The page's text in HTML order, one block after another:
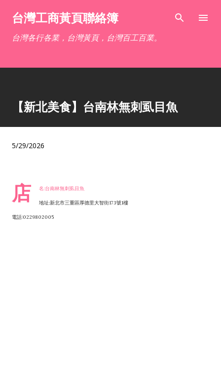
跳到主要內容
台灣工商黃頁聯絡簿
台灣各行各業，台灣黃頁，台灣百工百業。
【新北美食】台南林無刺虱目魚
5/29/2026
店 名:台南林無刺虱目魚
地址:新北市三重區厚德里大智街173號1樓
電話:0229802005